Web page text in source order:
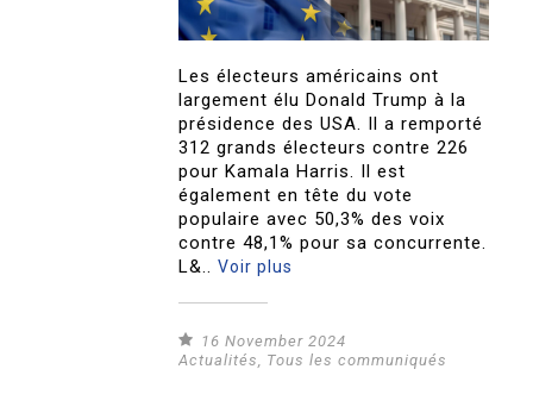
Les électeurs américains ont
largement élu Donald Trump à la
présidence des USA. Il a remporté
312 grands électeurs contre 226
pour Kamala Harris. Il est
également en tête du vote
populaire avec 50,3% des voix
contre 48,1% pour sa concurrente.
L&..Voir plus
16 November 2024
Actualités, Tous les communiqués